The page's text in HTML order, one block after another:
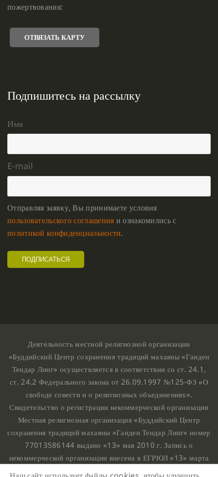
пожертвования:
ОТВЯЗАТЬ КАРТУ
Подпишитесь на рассылку
Имя
E-mail
Отправляя заявку, Вы принимаете условия
пользовательского соглашения и ознакомились с
политикой конфиденциальности.
Деятельность местной религиозной организации
«Буддийский Центр сохранения традиций махаяны «Ганден
Тендар Линг» осуществляется в соответствии со ст. 24.1,
ст. 24.2 Федерального закона от 26.09.1997 №125-ФЗ «О
свободе совести и о религиозных объединениях».
Свидетельство о регистрации некоммерческой организации
Местная религиозная организация «Буддийский Центр
сохранения традиций махаяны «Ганден Тендар Линг» номер
77013586144 выдано «13» мая 2010 г. Запись о
некоммерческой организации внесена в ЕГРЮЛ «13» марта